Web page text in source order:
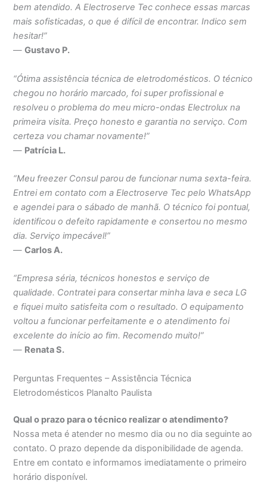
bem atendido. A Electroserve Tec conhece essas marcas
mais sofisticadas, o que é difícil de encontrar. Indico sem
hesitar!”
—Gustavo P.
“Ótima assistência técnica de eletrodomésticos. O técnico
chegou no horário marcado, foi super profissional e
resolveu o problema do meu micro-ondas Electrolux na
primeira visita. Preço honesto e garantia no serviço. Com
certeza vou chamar novamente!”
— Patrícia L.
“Meu freezer Consul parou de funcionar numa sexta-feira.
Entrei em contato com a Electroserve Tec pelo WhatsApp
e agendei para o sábado de manhã. O técnico foi pontual,
identificou o defeito rapidamente e consertou no mesmo
dia. Serviço impecável!”
—Carlos A.
“Empresa séria, técnicos honestos e serviço de
qualidade. Contratei para consertar minha lava e seca LG
e fiquei muito satisfeita com o resultado. O equipamento
voltou a funcionar perfeitamente e o atendimento foi
excelente do início ao fim. Recomendo muito!”
— Renata S.
Perguntas Frequentes – Assistência Técnica
Eletrodomésticos Planalto Paulista
Qual o prazo para o técnico realizar o atendimento?
Nossa meta é atender no mesmo dia ou no dia seguinte ao
contato. O prazo depende da disponibilidade de agenda.
Entre em contato e informamos imediatamente o primeiro
horário disponível.